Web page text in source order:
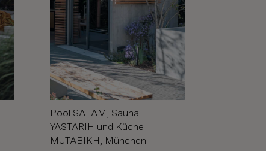
Pool SALAM, Sauna
YASTARIH und Küche
MUTABIKH, München